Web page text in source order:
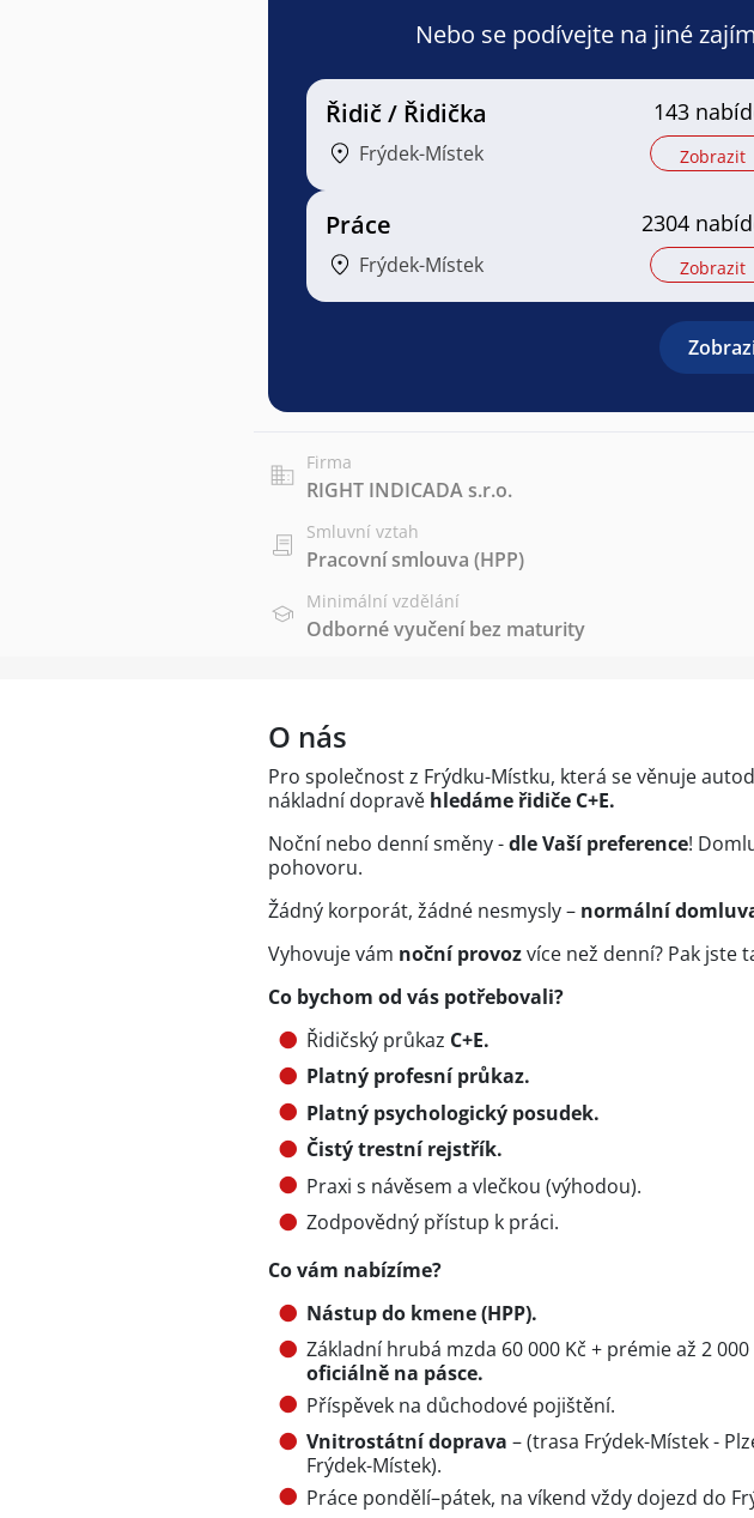
Nebo se podívejte na jiné
Řidič / Řidička
Frýdek-Místek
143
Zobrazit
Práce
Frýdek-Místek
2304
Zobrazit
Firma
RIGHT INDICADA s.r.o.
Smluvní vztah
Pracovní smlouva (HPP)
Minimální vzdělání
Odborné vyučení bez maturity
O nás
Pro společnost z Frýdku-Místku, která se věnuje
nákladní dopravě hledáme řidiče C+E.
Noční nebo denní směny -dle Vaší preference!
pohovoru.
Žádný korporát, žádné nesmysly – normální
Vyhovuje vám noční provozvíce než denní? Pak jste
Co bychom od vás potřebovali?
Řidičský průkaz C+E.
Platný profesní průkaz.
Platný psychologický posudek.
Čistý trestní rejstřík.
Praxi s návěsem a vlečkou (výhodou).
Zodpovědný přístup k práci.
Co vám nabízíme?
Nástup do kmene (HPP).
Základní hrubá mzda 60 000 Kč + prémie až 2 000
oficiálně na pásce.
Příspěvek na důchodové pojištění.
Vnitrostátní doprava – (trasa Frýdek-Místek -
Frýdek-Místek).
Práce pondělí–pátek, na víkend vždy dojezd do